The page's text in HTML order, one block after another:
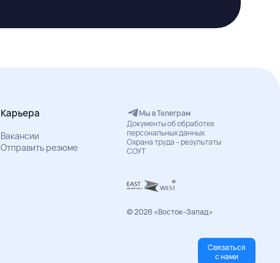
Карьера
Вакансии
Отправить резюме
Мы в Телеграм
Документы об обработке
персональных данных
Охрана труда – результаты
СОУТ
© 2026 «Восток–Запад»
Связаться
с нами